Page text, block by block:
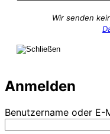
Wir senden
Anmelden
Benutzername oder E-